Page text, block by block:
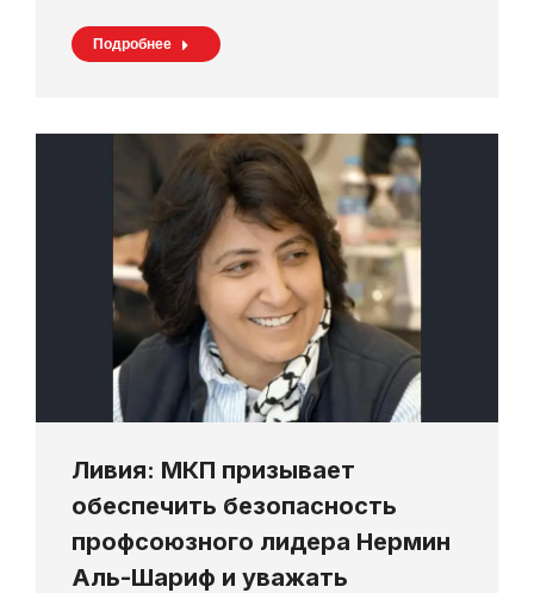
Подробнее
Ливия: МКП призывает
обеспечить безопасность
профсоюзного лидера Нермин
Аль-Шариф и уважать